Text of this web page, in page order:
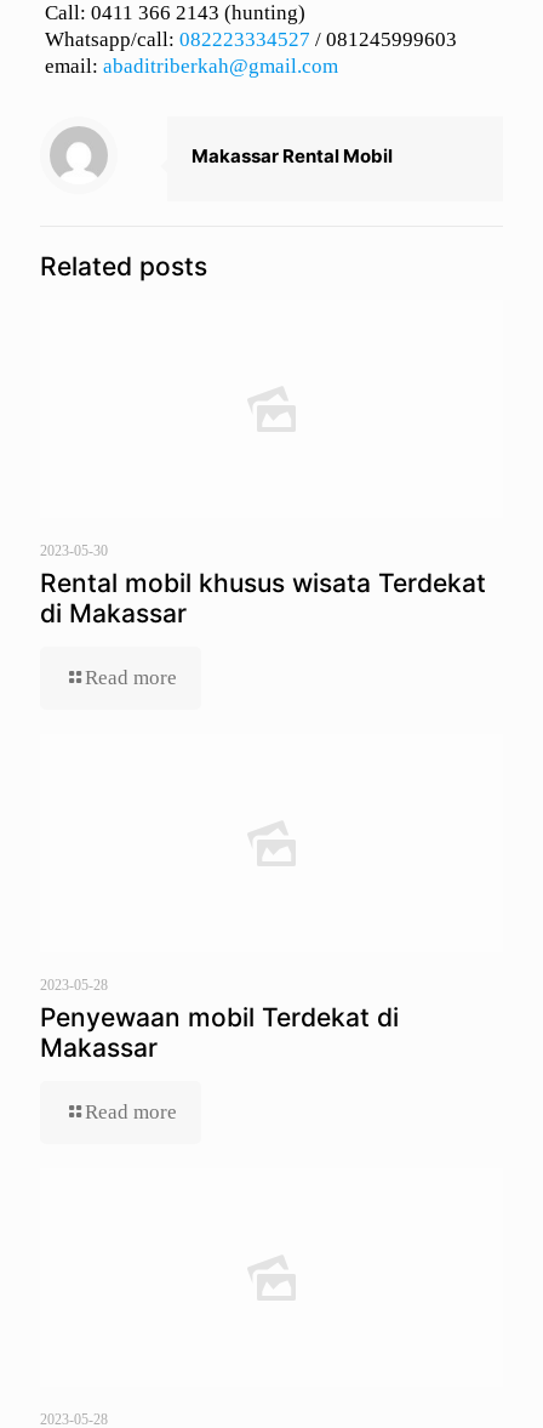
Call: 0411 366 2143 (hunting)
Whatsapp/call: 082223334527 / 081245999603
email: abaditriberkah@gmail.com
Makassar Rental Mobil
Related posts
2023-05-30
Rental mobil khusus wisata Terdekat
di Makassar
Read more
2023-05-28
Penyewaan mobil Terdekat di
Makassar
Read more
2023-05-28